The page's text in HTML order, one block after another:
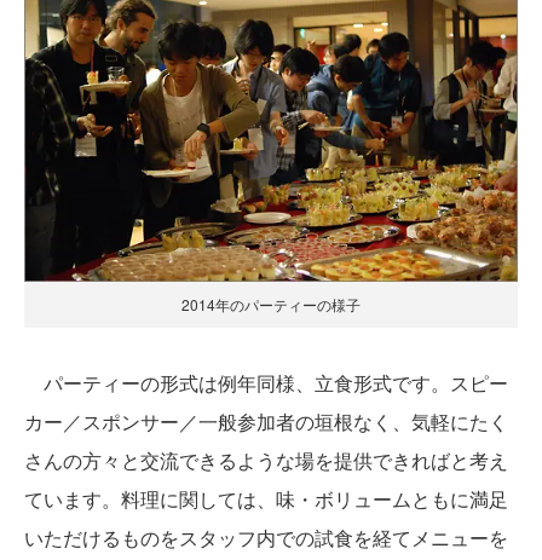
2014年のパーティーの様子
パーティーの形式は例年同様、立食形式です。スピー
カー／スポンサー／一般参加者の垣根なく、気軽にたく
さんの方々と交流できるような場を提供できればと考え
ています。料理に関しては、味・ボリュームともに満足
いただけるものをスタッフ内での試食を経てメニューを